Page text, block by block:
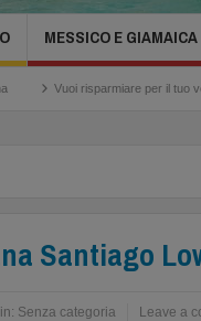
MESSICO E GIAMAICA
per il tuo volo? ecco il tuo
Santiago
in: Senza categoria Leave a